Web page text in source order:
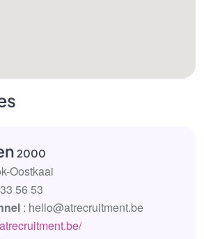
2000
Oostkaai
56 53
: hello@atrecruitment.be